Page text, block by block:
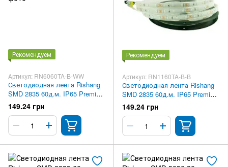
Рекомендуем
Артикул: RN6060TA-B-WW
Светодиодная лента Rishang
SMD 2835 60д.м. IP65 Premium
Тепло-белая
149.24 грн
Рекомендуем
Артикул: RN1160TA-B-B
Светодиодная лента Rishang
SMD 2835 60д.м. IP65 Premium
Синий
149.24 грн